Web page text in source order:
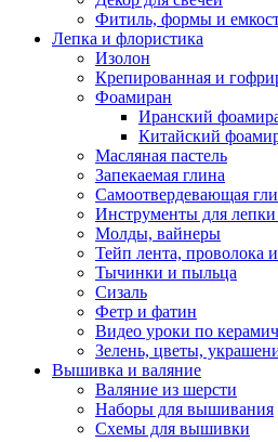
Фитиль, формы и
Лепка и флористика
Изолон
Крепированная и
Фоамиран
Иранский
Китайский
Масляная пастель
Запекаемая глина
Самоотвердевающая
Инструменты для
Молды, вайнеры
Тейп лента, проволока
Тычинки и пыльца
Сизаль
Фетр и фатин
Видео уроки по
Зелень, цветы,
Вышивка и валяние
Валяние из шерсти
Наборы для вышивания
Схемы для вышивки